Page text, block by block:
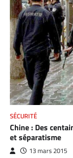
SÉCURITÉ
Chine : Des
et séparatisme
13 mars 2015